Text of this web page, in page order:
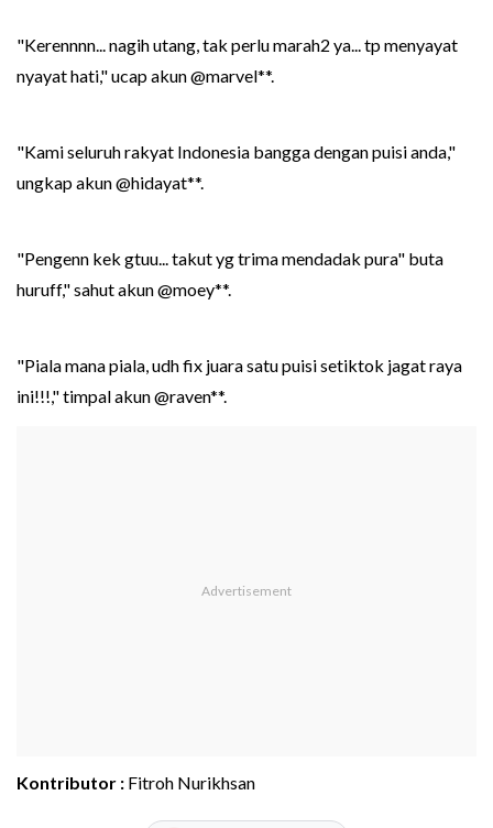
"Kerennnn... nagih utang, tak perlu marah2 ya... tp menyayat
nyayat hati," ucap akun @marvel**.
"Kami seluruh rakyat Indonesia bangga dengan puisi anda,"
ungkap akun @hidayat**.
"Pengenn kek gtuu... takut yg trima mendadak pura" buta
huruff," sahut akun @moey**.
"Piala mana piala, udh fix juara satu puisi setiktok jagat raya
ini!!!," timpal akun @raven**.
Kontributor : Fitroh Nurikhsan